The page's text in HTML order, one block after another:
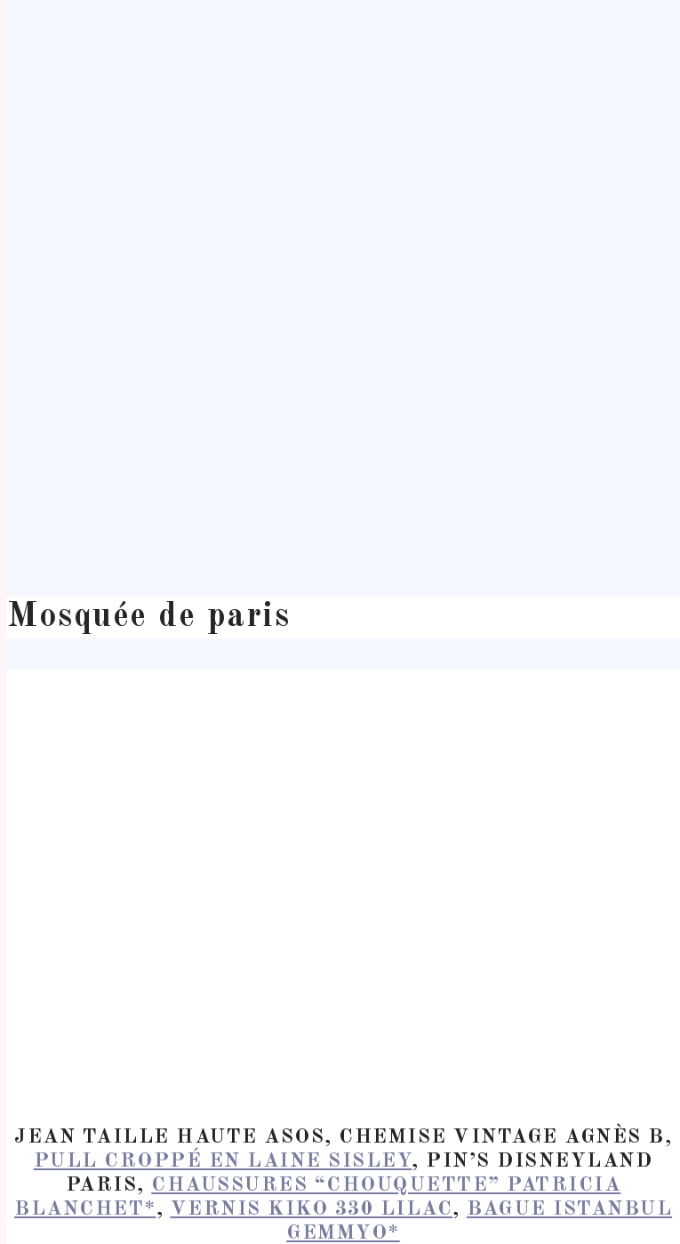
Mosquée de paris
JEAN TAILLE HAUTE ASOS, CHEMISE VINTAGE AGNÈS B,
PULL CROPPÉ EN LAINE SISLEY, PIN’S DISNEYLAND
PARIS, CHAUSSURES “CHOUQUETTE” PATRICIA
BLANCHET*, VERNIS KIKO 330 LILAC, BAGUE ISTANBUL
GEMMYO*